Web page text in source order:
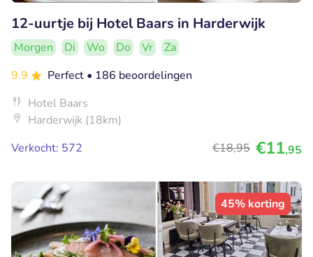
12-uurtje bij Hotel Baars in Harderwijk
Morgen Di Wo Do Vr
Za
9.9
Perfect • 186 beoordelingen
Hotel Baars
Harderwijk (18km)
Verkocht: 572
€18,95 €11,95
45% korting